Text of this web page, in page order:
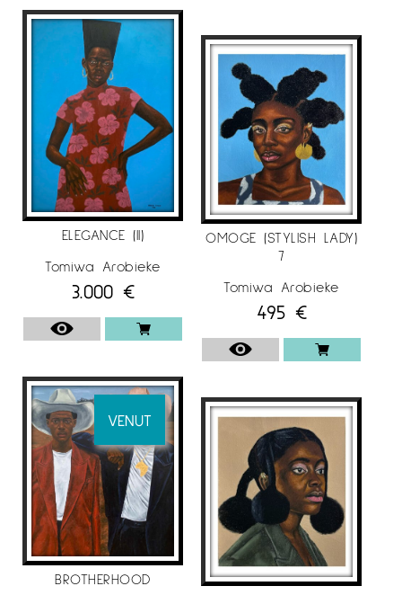
ELEGANCE (II)
Tomiwa Arobieke
3.000 €
VENUT
BROTHERHOOD
OMOGE (STYLISH LADY)
7
Tomiwa Arobieke
495 €